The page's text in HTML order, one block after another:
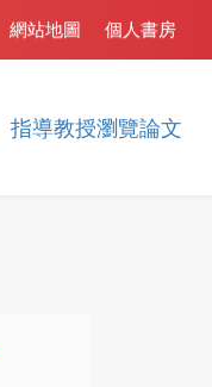
指導教授瀏覽論文
個人書房
網站地圖